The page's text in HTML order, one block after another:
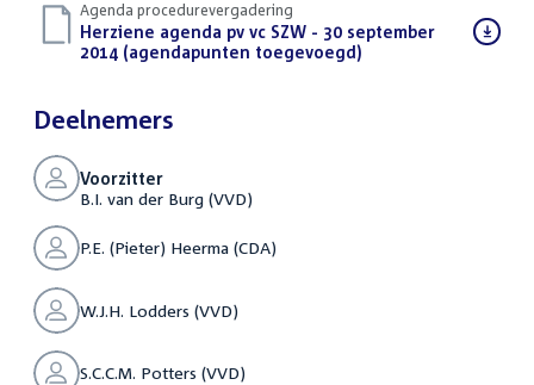
Agenda procedurevergadering
Download
bestand:
Herziene agenda pv vc SZW - 30 september
2014 (agendapunten toegevoegd)
Deelnemers
Voorzitter
B.I. van der Burg (VVD)
P.E. (Pieter) Heerma (CDA)
W.J.H. Lodders (VVD)
S.C.C.M. Potters (VVD)